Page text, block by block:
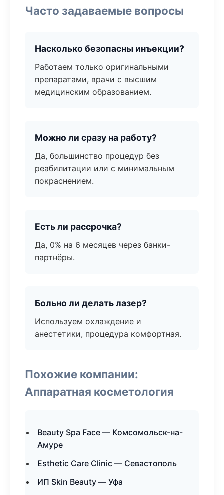
Часто задаваемые вопросы
Насколько безопасны инъекции?
Работаем только оригинальными
препаратами, врачи с высшим
медицинским образованием.
Можно ли сразу на работу?
Да, большинство процедур без
реабилитации или с минимальным
покраснением.
Есть ли рассрочка?
Да, 0% на 6 месяцев через банки-
партнёры.
Больно ли делать лазер?
Используем охлаждение и
анестетики, процедура комфортная.
Похожие компании:
Аппаратная косметология
Beauty Spa Face — Комсомольск-на-
Амуре
Esthetic Care Clinic — Севастополь
ИП Skin Beauty — Уфа